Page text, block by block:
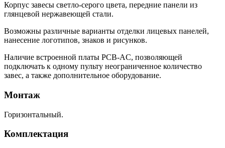
Корпус завесы светло-серого цвета, передние панели из
глянцевой нержавеющей стали.
Возможны различные варианты отделки лицевых панелей,
нанесение логотипов, знаков и рисунков.
Наличие встроенной платы PCB-AC, позволяющей
подключать к одному пульту неограниченное количество
завес, а также дополнительное оборудование.
Монтаж
Горизонтальный.
Комплектация